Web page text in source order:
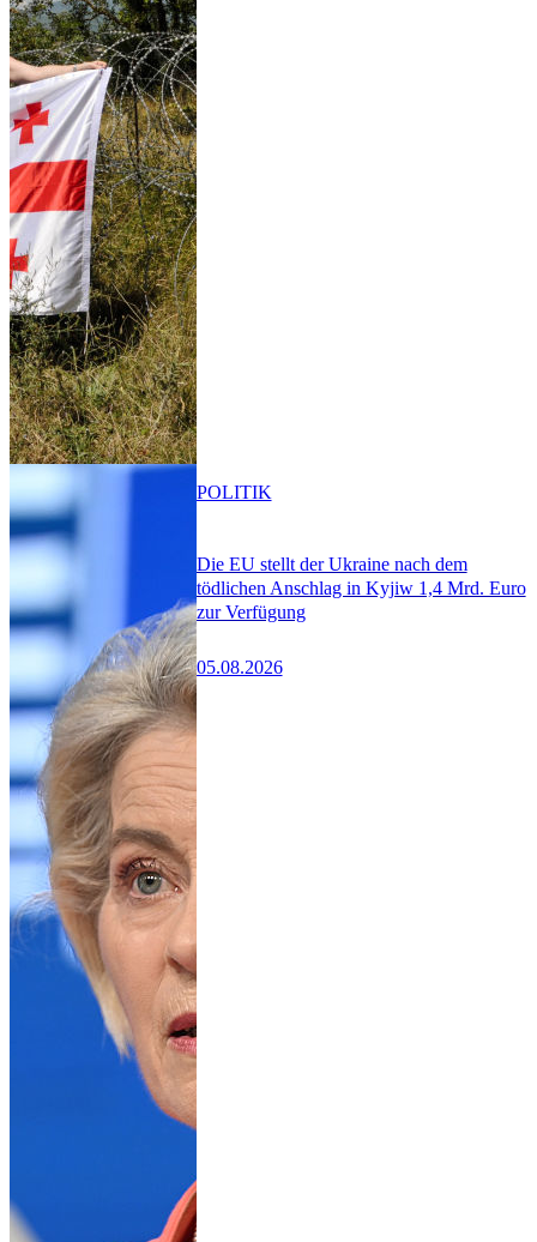
Die EU stellt der Ukraine nach dem
tödlichen Anschlag in Kyjiw 1,4 Mrd. Euro
zur Verfügung
05.08.2026
POLITIK